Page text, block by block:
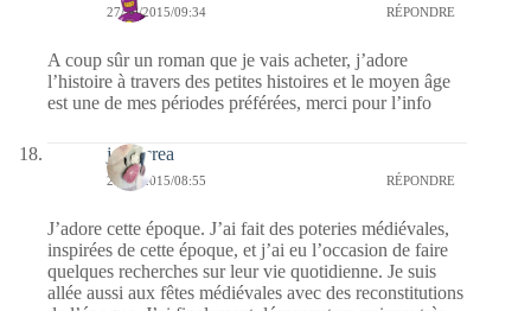
27/10/2015/09:34 RÉPONDRE
A coup sûr un roman que je vais acheter, j’adore
l’histoire à travers des petites histoires et le moyen âge
est une de mes périodes préférées, merci pour l’info
jodiecrea
27/10/2015/08:55 RÉPONDRE
J’adore cette époque. J’ai fait des poteries médiévales,
inspirées de cette époque, et j’ai eu l’occasion de faire
quelques recherches sur leur vie quotidienne. Je suis
allée aussi aux fêtes médiévales avec des reconstitutions